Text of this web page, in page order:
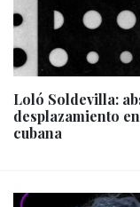
Loló Soldevilla:
desplazamiento
cubana